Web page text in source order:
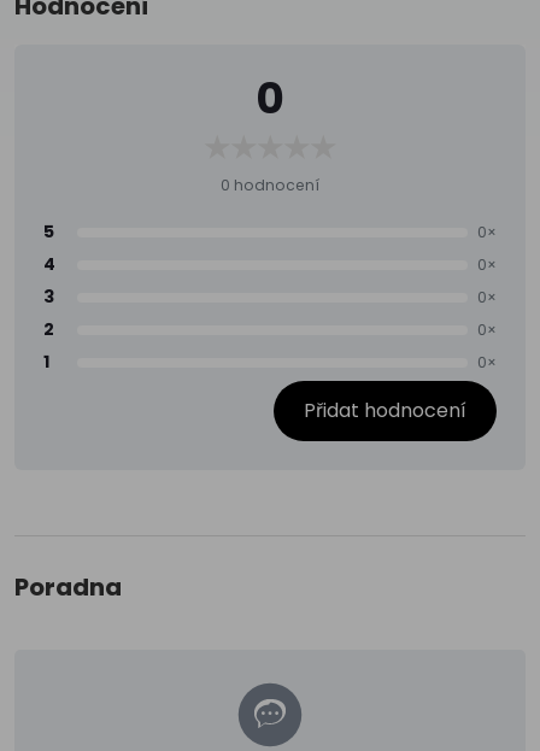
0
0 hodnocení
5 0×
4 0×
3 0×
2 0×
1 0×
Přidat hodnocení
Poradna